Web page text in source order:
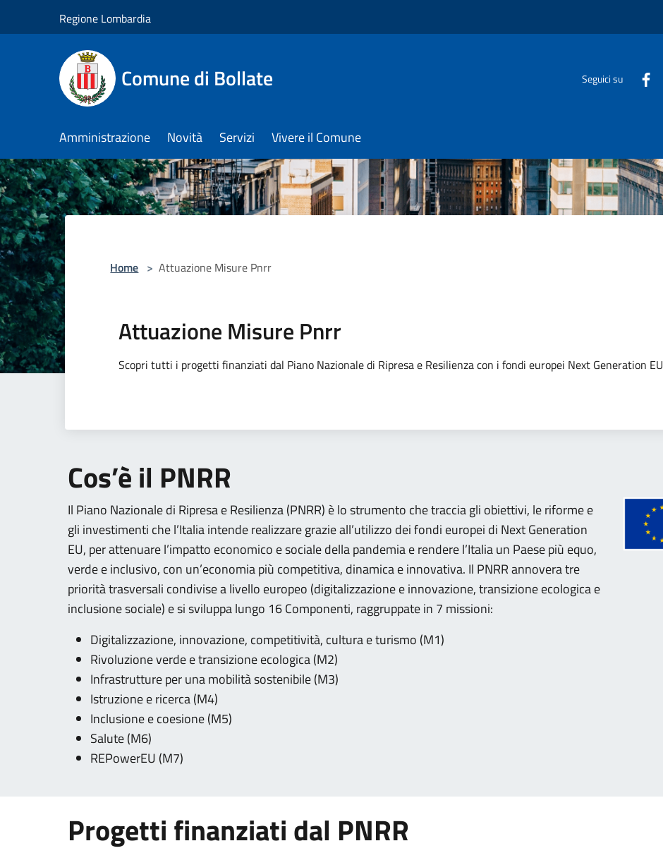
Regione Lombardia
Comune di Bollate Seguici su
Amministrazione Novità Servizi Vivere il Comune
Home > Attuazione Misure Pnrr
Attuazione Misure Pnrr
Scopri tutti i progetti finanziati dal Piano Nazionale di Ripresa e Resilienza con i fondi europei Next Generation EU
Cos’è il PNRR
Il Piano Nazionale di Ripresa e Resilienza (PNRR) è lo strumento che traccia gli obiettivi, le riforme e
gli investimenti che l’Italia intende realizzare grazie all’utilizzo dei fondi europei di Next Generation
EU, per attenuare l’impatto economico e sociale della pandemia e rendere l’Italia un Paese più equo,
verde e inclusivo, con un’economia più competitiva, dinamica e innovativa. Il PNRR annovera tre
priorità trasversali condivise a livello europeo (digitalizzazione e innovazione, transizione ecologica e
inclusione sociale) e si sviluppa lungo 16 Componenti, raggruppate in 7 missioni:
Digitalizzazione, innovazione, competitività, cultura e turismo (M1)
Rivoluzione verde e transizione ecologica (M2)
Infrastrutture per una mobilità sostenibile (M3)
Istruzione e ricerca (M4)
Inclusione e coesione (M5)
Salute (M6)
REPowerEU (M7)
Progetti finanziati dal PNRR